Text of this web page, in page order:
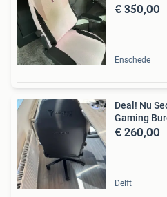
€ 350,00
Enschede
Deal! Nu
Gaming
€ 260,00
Delft